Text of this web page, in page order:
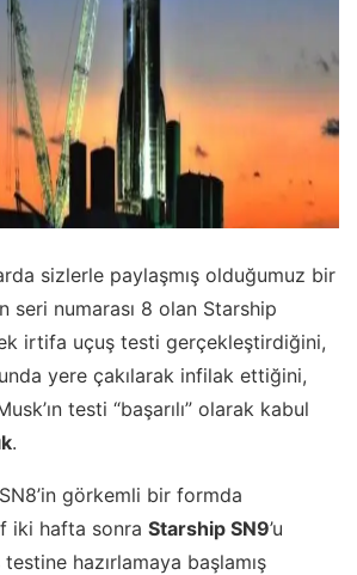
sizlerle paylaşmış olduğumuz bir
seri numarası 8 olan Starship
irtifa uçuş testi gerçekleştirdiğini,
yere çakılarak infilak ettiğini,
testi “başarılı” olarak kabul
.
görkemli bir formda
iki hafta sonra Starship SN9’u
hazırlamaya başlamış